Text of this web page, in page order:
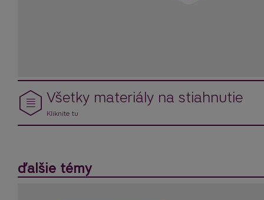
Všetky materiály na stiahnutie
Kliknite tu
ďalšie témy